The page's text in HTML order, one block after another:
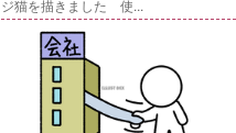
ジ猫を描きました 使...